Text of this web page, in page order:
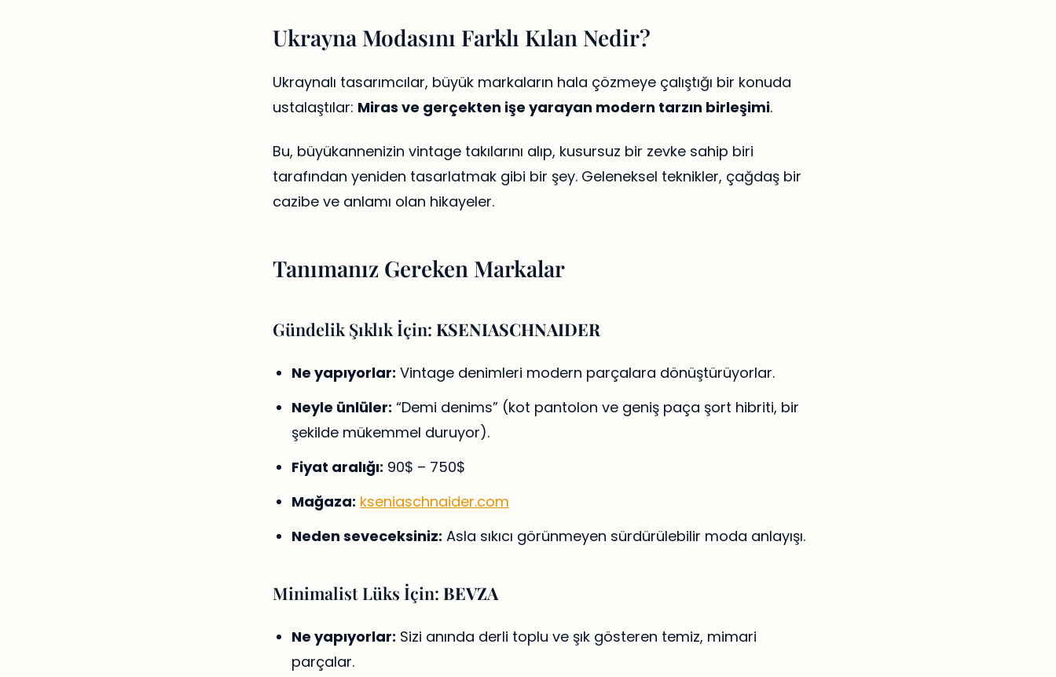
Ukrayna Modasını Farklı Kılan Nedir?
Ukraynalı tasarımcılar, büyük markaların hala çözmeye çalıştığı bir konuda
ustalaştılar: Miras ve gerçekten işe yarayan modern tarzın birleşimi.
Bu, büyükannenizin vintage takılarını alıp, kusursuz bir zevke sahip biri
tarafından yeniden tasarlatmak gibi bir şey. Geleneksel teknikler, çağdaş bir
cazibe ve anlamı olan hikayeler.
Tanımanız Gereken Markalar
Gündelik Şıklık İçin: KSENIASCHNAIDER
Ne yapıyorlar: Vintage denimleri modern parçalara dönüştürüyorlar.
Neyle ünlüler: “Demi denims” (kot pantolon ve geniş paça şort hibriti, bir
şekilde mükemmel duruyor).
Fiyat aralığı: 90$ – 750$
Mağaza: kseniaschnaider.com
Neden seveceksiniz: Asla sıkıcı görünmeyen sürdürülebilir moda anlayışı.
Minimalist Lüks İçin: BEVZA
Ne yapıyorlar: Sizi anında derli toplu ve şık gösteren temiz, mimari
parçalar.